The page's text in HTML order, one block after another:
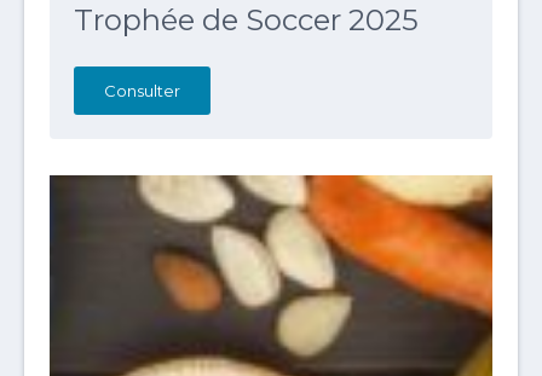
Trophée de Soccer 2025
Consulter